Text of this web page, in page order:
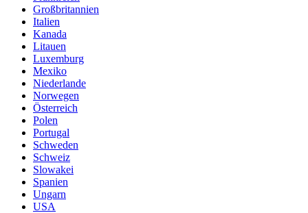
Großbritannien
Italien
Kanada
Litauen
Luxemburg
Mexiko
Niederlande
Norwegen
Österreich
Polen
Portugal
Schweden
Schweiz
Slowakei
Spanien
Ungarn
USA